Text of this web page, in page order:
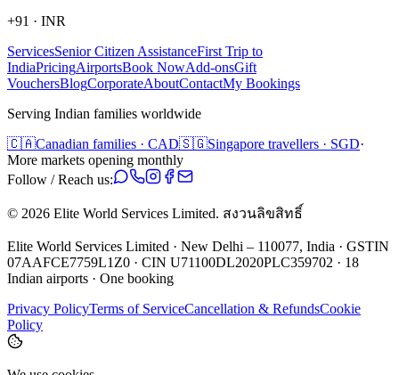
+91 · INR
ServicesSenior Citizen AssistanceFirst Trip to
IndiaPricingAirportsBook NowAdd-onsGift
VouchersBlogCorporateAboutContactMy Bookings
Serving Indian families worldwide
🇨🇦Canadian families · CAD🇸🇬Singapore travellers · SGD·
More markets opening monthly
Follow / Reach us:
© 2026 Elite World Services Limited. สงวนลิขสิทธิ์
Elite World Services Limited · New Delhi – 110077, India · GSTIN
07AAFCE7759L1Z0 · CIN U71100DL2020PLC359702 · 18
Indian airports · One booking
Privacy PolicyTerms of ServiceCancellation & RefundsCookie
Policy